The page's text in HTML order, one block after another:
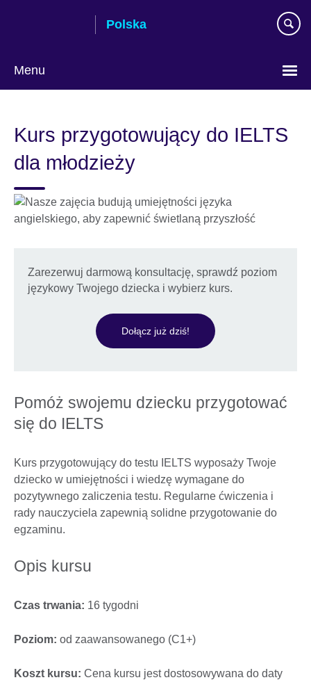
Polska
Menu
Kurs przygotowujący do IELTS
dla młodzieży
Zarezerwuj darmową konsultację, sprawdź poziom
językowy Twojego dziecka i wybierz kurs.
Dołącz już dziś!
Pomóż swojemu dziecku przygotować
się do IELTS
Kurs przygotowujący do testu IELTS wyposaży Twoje
dziecko w umiejętności i wiedzę wymagane do
pozytywnego zaliczenia testu. Regularne ćwiczenia i
rady nauczyciela zapewnią solidne przygotowanie do
egzaminu.
Opis kursu
Czas trwania: 16 tygodni
Poziom: od zaawansowanego (C1+)
Koszt kursu: Cena kursu jest dostosowywana do daty